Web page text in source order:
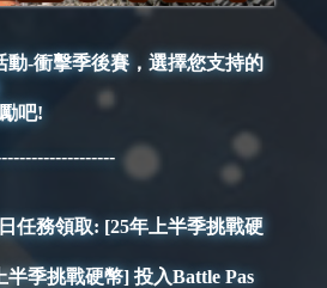
動-衝擊季後賽，選擇您支持的
吧!
任務領取: [25年上半季挑戰硬
半季挑戰硬幣] 投入Battle Pas